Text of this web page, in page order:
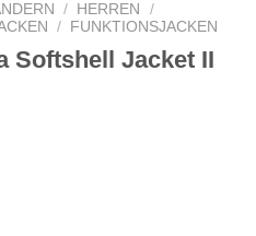
/ HERREN
/
/ FUNKTIONSJACKEN
Softshell Jacket II